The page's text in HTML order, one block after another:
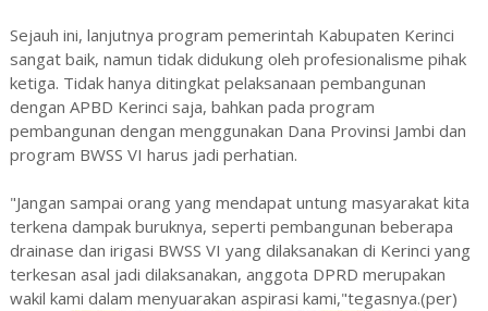
Sejauh ini, lanjutnya program pemerintah Kabupaten Kerinci
sangat baik, namun tidak didukung oleh profesionalisme pihak
ketiga. Tidak hanya ditingkat pelaksanaan pembangunan
dengan APBD Kerinci saja, bahkan pada program
pembangunan dengan menggunakan Dana Provinsi Jambi dan
program BWSS VI harus jadi perhatian.
"Jangan sampai orang yang mendapat untung masyarakat kita
terkena dampak buruknya, seperti pembangunan beberapa
drainase dan irigasi BWSS VI yang dilaksanakan di Kerinci yang
terkesan asal jadi dilaksanakan, anggota DPRD merupakan
wakil kami dalam menyuarakan aspirasi kami,"tegasnya.(per)